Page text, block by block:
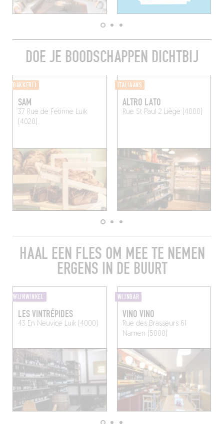
DOE JE BOODSCHAPPEN DICHTBIJ
BAKKERIJ
SAM
37 Rue de Fétinne Luik
(4020)
ITALIAANS
ALTRO LATO
Rue St Paul 2 Liège (4000)
HAAL EEN FLES OM MEE TE NEMEN
ERGENS IN DE BUURT
WIJNWINKEL
LES VINTRÉPIDES
43 En Neuvice Luik (4000)
WIJNBAR
VINO VINO
Rue des Brasseurs 61
Namen (5000)